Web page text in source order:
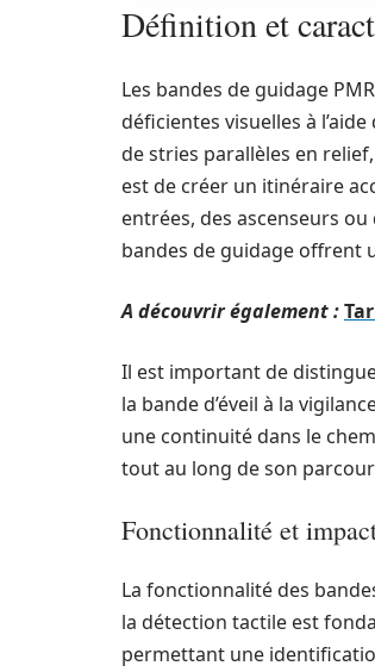
Définition et
Les bandes de guidage
déficientes visuelles à
de stries parallèles en
est de créer un itinéraire
entrées, des ascenseurs
bandes de guidage offrent
A découvrir également :
Il est important de
la bande d’éveil à la
une continuité dans le
tout au long de son
Fonctionnalité et
La fonctionnalité des
la détection tactile est
permettant une